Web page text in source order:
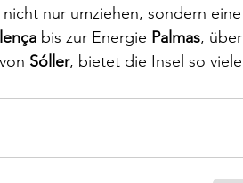
nur umziehen, sondern eine
bis zur Energie Palmas, über
Sóller, bietet die Insel so viele